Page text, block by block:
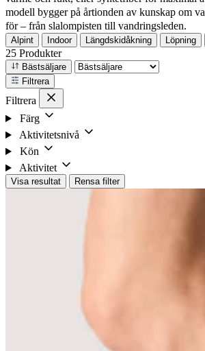
modell bygger på årtionden av kunskap om
för – från slalompisten till vandringsleden.
Alpint Indoor Längdskidåkning Löpning
25 Produkter
Bästsäljare
Filtrera
Filtrera
Färg
Aktivitetsnivå
Kön
Aktivitet
Visa resultat Rensa filter